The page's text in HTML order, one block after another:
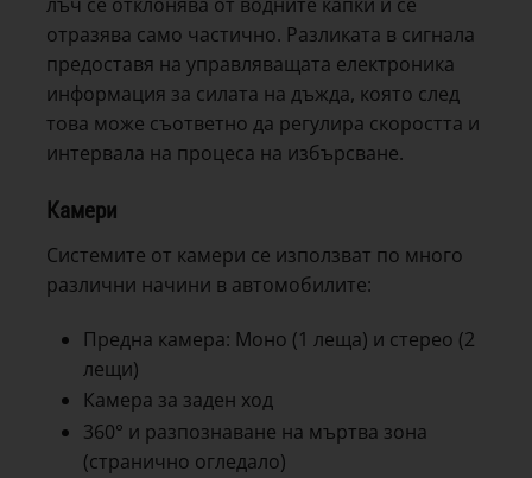
отразява само частично. Разликата в сигнала
предоставя на управляващата електроника
информация за силата на дъжда, която след
това може съответно да регулира скоростта и
интервала на процеса на избърсване.
Камери
Системите от камери се използват по много
различни начини в автомобилите:
Предна камера: Моно (1 леща) и стерео (2
лещи)
Камера за заден ход
360° и разпознаване на мъртва зона
(странично огледало)